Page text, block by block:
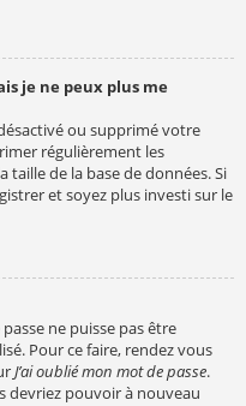
je ne peux plus me
ou supprimé votre
régulièrement les
de la base de données. Si
et soyez plus investi sur le
ne puisse pas être
Pour ce faire, rendez vous
J’ai oublié mon mot de passe.
devriez pouvoir à nouveau